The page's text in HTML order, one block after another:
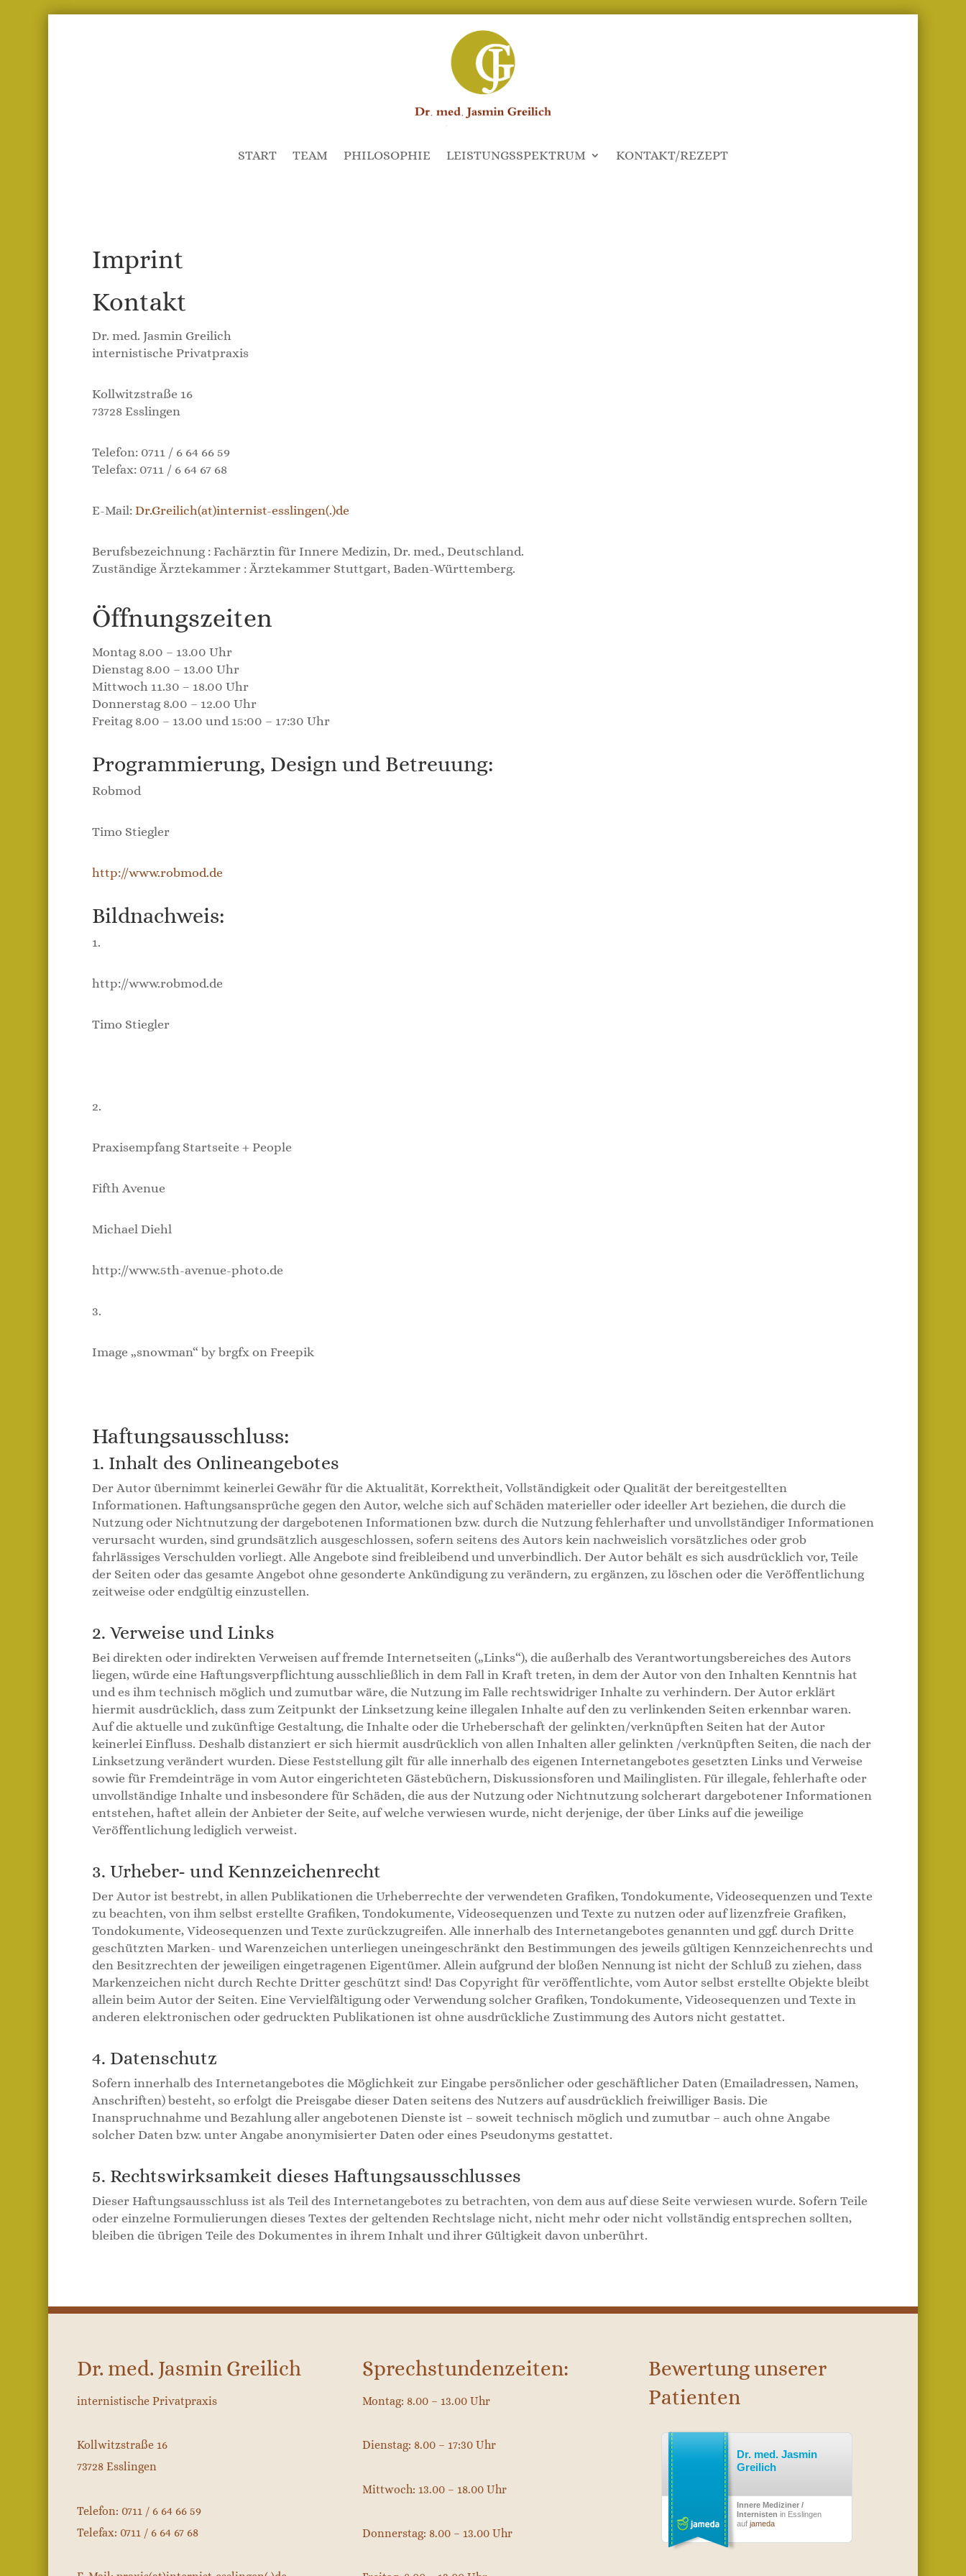
START TEAM PHILOSOPHIE LEISTUNGSSPEKTRUM KONTAKT/REZEPT
Imprint
Kontakt
Dr. med. Jasmin Greilich
internistische Privatpraxis
Kollwitzstraße 16
73728 Esslingen
Telefon: 0711 / 6 64 66 59
Telefax: 0711 / 6 64 67 68
E-Mail: Dr.Greilich(at)internist-esslingen(.)de
Berufsbezeichnung : Fachärztin für Innere Medizin, Dr. med., Deutschland.
Zuständige Ärztekammer : Ärztekammer Stuttgart, Baden-Württemberg.
Öffnungszeiten
Montag 8.00 – 13.00 Uhr
Dienstag 8.00 – 13.00 Uhr
Mittwoch 11.30 – 18.00 Uhr
Donnerstag 8.00 – 12.00 Uhr
Freitag 8.00 – 13.00 und 15:00 – 17:30 Uhr
Programmierung, Design und Betreuung:
Robmod
Timo Stiegler
http://www.robmod.de
Bildnachweis:
1.
http://www.robmod.de
Timo Stiegler
2.
Praxisempfang Startseite + People
Fifth Avenue
Michael Diehl
http://www.5th-avenue-photo.de
3.
Image „snowman“ by brgfx on Freepik
Haftungsausschluss:
1. Inhalt des Onlineangebotes
Der Autor übernimmt keinerlei Gewähr für die Aktualität, Korrektheit, Vollständigkeit oder Qualität der bereitgestellten
Informationen. Haftungsansprüche gegen den Autor, welche sich auf Schäden materieller oder ideeller Art beziehen, die durch die
Nutzung oder Nichtnutzung der dargebotenen Informationen bzw. durch die Nutzung fehlerhafter und unvollständiger Informationen
verursacht wurden, sind grundsätzlich ausgeschlossen, sofern seitens des Autors kein nachweislich vorsätzliches oder grob
fahrlässiges Verschulden vorliegt. Alle Angebote sind freibleibend und unverbindlich. Der Autor behält es sich ausdrücklich vor, Teile
der Seiten oder das gesamte Angebot ohne gesonderte Ankündigung zu verändern, zu ergänzen, zu löschen oder die Veröffentlichung
zeitweise oder endgültig einzustellen.
2. Verweise und Links
Bei direkten oder indirekten Verweisen auf fremde Internetseiten („Links“), die außerhalb des Verantwortungsbereiches des Autors
liegen, würde eine Haftungsverpflichtung ausschließlich in dem Fall in Kraft treten, in dem der Autor von den Inhalten Kenntnis hat
und es ihm technisch möglich und zumutbar wäre, die Nutzung im Falle rechtswidriger Inhalte zu verhindern. Der Autor erklärt
hiermit ausdrücklich, dass zum Zeitpunkt der Linksetzung keine illegalen Inhalte auf den zu verlinkenden Seiten erkennbar waren.
Auf die aktuelle und zukünftige Gestaltung, die Inhalte oder die Urheberschaft der gelinkten/verknüpften Seiten hat der Autor
keinerlei Einfluss. Deshalb distanziert er sich hiermit ausdrücklich von allen Inhalten aller gelinkten /verknüpften Seiten, die nach der
Linksetzung verändert wurden. Diese Feststellung gilt für alle innerhalb des eigenen Internetangebotes gesetzten Links und Verweise
sowie für Fremdeinträge in vom Autor eingerichteten Gästebüchern, Diskussionsforen und Mailinglisten. Für illegale, fehlerhafte oder
unvollständige Inhalte und insbesondere für Schäden, die aus der Nutzung oder Nichtnutzung solcherart dargebotener Informationen
entstehen, haftet allein der Anbieter der Seite, auf welche verwiesen wurde, nicht derjenige, der über Links auf die jeweilige
Veröffentlichung lediglich verweist.
3. Urheber- und Kennzeichenrecht
Der Autor ist bestrebt, in allen Publikationen die Urheberrechte der verwendeten Grafiken, Tondokumente, Videosequenzen und Texte
zu beachten, von ihm selbst erstellte Grafiken, Tondokumente, Videosequenzen und Texte zu nutzen oder auf lizenzfreie Grafiken,
Tondokumente, Videosequenzen und Texte zurückzugreifen. Alle innerhalb des Internetangebotes genannten und ggf. durch Dritte
geschützten Marken- und Warenzeichen unterliegen uneingeschränkt den Bestimmungen des jeweils gültigen Kennzeichenrechts und
den Besitzrechten der jeweiligen eingetragenen Eigentümer. Allein aufgrund der bloßen Nennung ist nicht der Schluß zu ziehen, dass
Markenzeichen nicht durch Rechte Dritter geschützt sind! Das Copyright für veröffentlichte, vom Autor selbst erstellte Objekte bleibt
allein beim Autor der Seiten. Eine Vervielfältigung oder Verwendung solcher Grafiken, Tondokumente, Videosequenzen und Texte in
anderen elektronischen oder gedruckten Publikationen ist ohne ausdrückliche Zustimmung des Autors nicht gestattet.
4. Datenschutz
Sofern innerhalb des Internetangebotes die Möglichkeit zur Eingabe persönlicher oder geschäftlicher Daten (Emailadressen, Namen,
Anschriften) besteht, so erfolgt die Preisgabe dieser Daten seitens des Nutzers auf ausdrücklich freiwilliger Basis. Die
Inanspruchnahme und Bezahlung aller angebotenen Dienste ist – soweit technisch möglich und zumutbar – auch ohne Angabe
solcher Daten bzw. unter Angabe anonymisierter Daten oder eines Pseudonyms gestattet.
5. Rechtswirksamkeit dieses Haftungsausschlusses
Dieser Haftungsausschluss ist als Teil des Internetangebotes zu betrachten, von dem aus auf diese Seite verwiesen wurde. Sofern Teile
oder einzelne Formulierungen dieses Textes der geltenden Rechtslage nicht, nicht mehr oder nicht vollständig entsprechen sollten,
bleiben die übrigen Teile des Dokumentes in ihrem Inhalt und ihrer Gültigkeit davon unberührt.
Dr. med. Jasmin Greilich
internistische Privatpraxis
Kollwitzstraße 16
73728 Esslingen
Telefon: 0711 / 6 64 66 59
Telefax: 0711 / 6 64 67 68
Sprechstundenzeiten:
Montag: 8.00 – 13.00 Uhr
Dienstag: 8.00 – 17:30 Uhr
Mittwoch: 13.00 – 18.00 Uhr
Donnerstag: 8.00 – 13.00 Uhr
Bewertung unserer
Patienten
Dr. med. Jasmin
Greilich
Innere Mediziner /
Internisten in Esslingen
auf jameda